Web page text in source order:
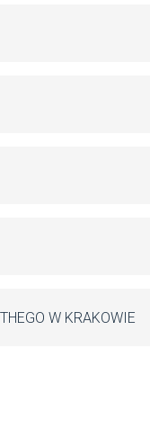
W KRAKOWIE